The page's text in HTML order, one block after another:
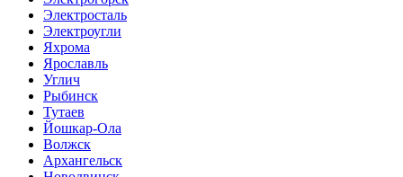
Электросталь
Электроугли
Яхрома
Ярославль
Углич
Рыбинск
Тутаев
Йошкар-Ола
Волжск
Архангельск